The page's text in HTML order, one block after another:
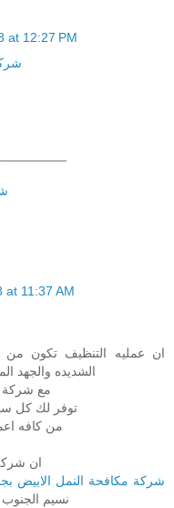
at 12:27 PM
at 11:37 AM
ان عمليه التنظيف تكون من
الشديده والجهد
مع شركة
توفر لك كل
من كافه
ان
شركة مكافحة النمل الابيض
نسيم الجنوب